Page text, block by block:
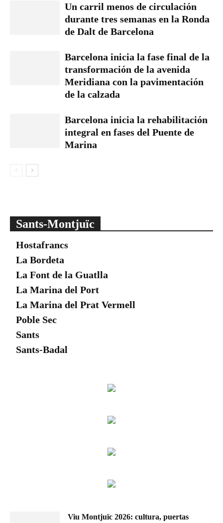
Un carril menos de circulación
durante tres semanas en la Ronda
de Dalt de Barcelona
Barcelona inicia la fase final de la
transformación de la avenida
Meridiana con la pavimentación
de la calzada
Barcelona inicia la rehabilitación
integral en fases del Puente de
Marina
Sants-Montjuïc
Hostafrancs
La Bordeta
La Font de la Guatlla
La Marina del Port
La Marina del Prat Vermell
Poble Sec
Sants
Sants-Badal
Viu Montjuïc 2026: cultura, puertas